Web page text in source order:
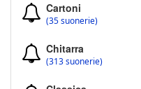
Cartoni
(35 suonerie)
Chitarra
(313 suonerie)